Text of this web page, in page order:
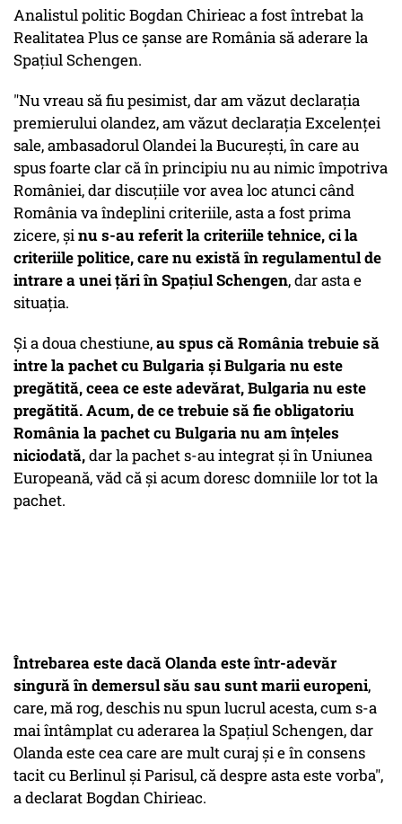
Analistul politic Bogdan Chirieac a fost întrebat la
Realitatea Plus ce șanse are România să aderare la
Spațiul Schengen.
"Nu vreau să fiu pesimist, dar am văzut declarația
premierului olandez, am văzut declarația Excelenței
sale, ambasadorul Olandei la București, în care au
spus foarte clar că în principiu nu au nimic împotriva
României, dar discuțiile vor avea loc atunci când
România va îndeplini criteriile, asta a fost prima
zicere, șinu s-au referit la criteriile tehnice, ci la
criteriile politice, care nu există în regulamentul de
intrare a unei țări în Spațiul Schengen, dar asta e
situația.
Și a doua chestiune,au spus că România trebuie să
intre la pachet cu Bulgaria și Bulgaria nu este
pregătită, ceea ce este adevărat, Bulgaria nu este
pregătită. Acum, de ce trebuie să fie obligatoriu
România la pachet cu Bulgaria nu am înțeles
niciodată,dar la pachet s-au integrat și în Uniunea
Europeană, văd că și acum doresc domniile lor tot la
pachet.
Întrebarea este dacă Olanda este într-adevăr
singură în demersul său sau sunt marii europeni,
care, mă rog, deschis nu spun lucrul acesta, cum s-a
mai întâmplat cu aderarea la Spațiul Schengen, dar
Olanda este cea care are mult curaj și e în consens
tacit cu Berlinul și Parisul, că despre asta este vorba",
a declarat Bogdan Chirieac.